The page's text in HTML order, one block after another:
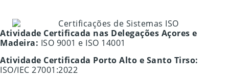
Atividade Certificada nas Delegações Açores e
Madeira: ISO 9001 e ISO 14001
Atividade Certificada Porto Alto e Santo Tirso:
ISO/IEC 27001:2022